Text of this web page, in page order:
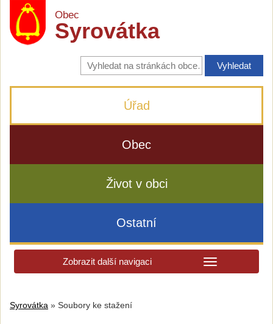
Obec
Syrovátka
Vyhledávání
na
stránkách
Úřad
Obec
Život v obci
Ostatní
Zobrazit další navigaci
Syrovátka » Soubory ke stažení